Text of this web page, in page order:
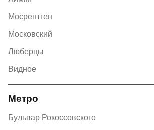
Мосрентген
Московский
Люберцы
Видное
Метро
Бульвар Рокоссовского